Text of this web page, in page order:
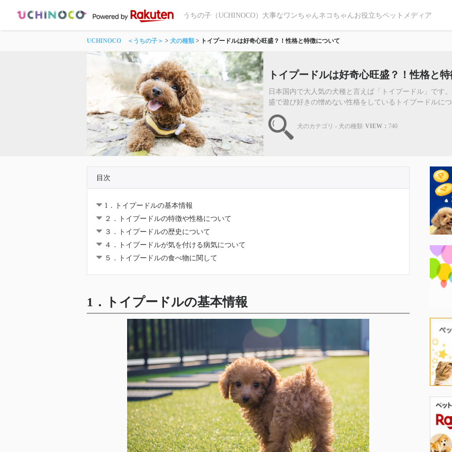
うちの子（UCHINOCO）大事なワンちゃんネコちゃんお役立ちペットメディア
UCHINOCO ＜うちの子＞ 犬の種類 トイプードルは好奇心旺盛？！性格と特徴について
トイプードルは好奇心旺盛？！性格と
日本国内で大人気の犬種と言えば「トイプードル」です
盛で遊び好きの憎めない性格をしているトイプードルに
犬のカテゴリ - 犬の種類 VIEW： 740
目次
1．トイプードルの基本情報
２．トイプードルの特徴や性格について
３．トイプードルの歴史について
４．トイプードルが気を付ける病気について
５．トイプードルの食べ物に関して
1．トイプードルの基本情報